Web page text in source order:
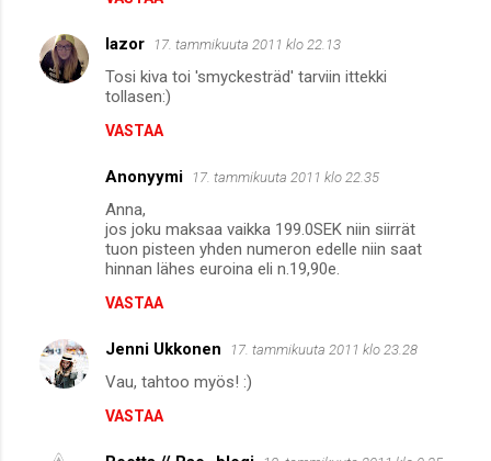
lazor 17. tammikuuta 2011 klo 22.13
Tosi kiva toi 'smyckesträd' tarviin ittekki
tollasen:)
VASTAA
Anonyymi 17. tammikuuta 2011 klo 22.35
Anna,
jos joku maksaa vaikka 199.0SEK niin siirrät
tuon pisteen yhden numeron edelle niin saat
hinnan lähes euroina eli n.19,90e.
VASTAA
Jenni Ukkonen 17. tammikuuta 2011 klo 23.28
Vau, tahtoo myös! :)
VASTAA